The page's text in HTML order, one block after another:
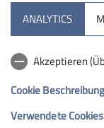
Hochrieshütte
Sektion Rosenheim des
ANALYTICS
Akzeptieren
Cookie Beschreibung
Verwendete Cookies